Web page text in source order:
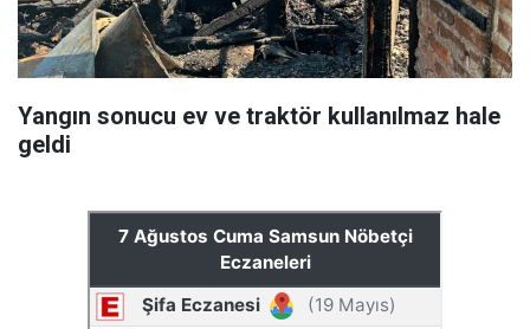
Yangın sonucu ev ve traktör kullanılmaz hale
geldi